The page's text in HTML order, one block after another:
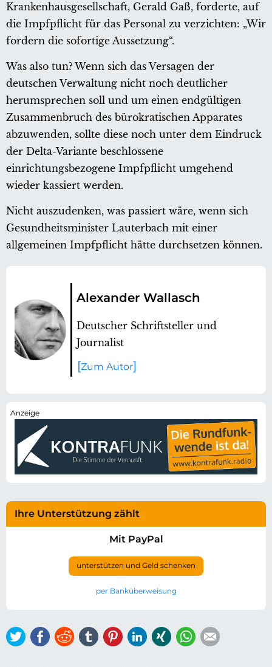
Krankenhausgesellschaft, Gerald Gaß, forderte, auf
die Impfpflicht für das Personal zu verzichten: „Wir
fordern die sofortige Aussetzung“.
Was also tun? Wenn sich das Versagen der
deutschen Verwaltung nicht noch deutlicher
herumsprechen soll und um einen endgültigen
Zusammenbruch des bürokratischen Apparates
abzuwenden, sollte diese noch unter dem Eindruck
der Delta-Variante beschlossene
einrichtungsbezogene Impfpflicht umgehend
wieder kassiert werden.
Nicht auszudenken, was passiert wäre, wenn sich
Gesundheitsminister Lauterbach mit einer
allgemeinen Impfpflicht hätte durchsetzen können.
Alexander Wallasch
Deutscher Schriftsteller und
Journalist
Zum Autor
Ihre Unterstützung zählt
Mit PayPal
unterstützen und Geld schenken
per Banküberweisung
TwitterFacebook
ReddittumblrPinterestLinkedIn
Xing WhatsApp